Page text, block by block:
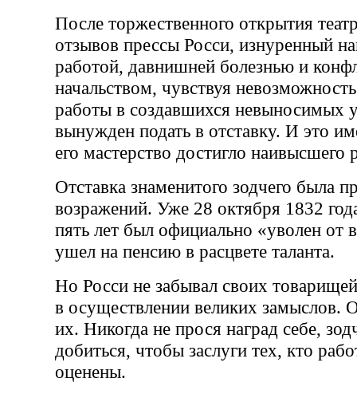
После торжественного открытия
отзывов прессы Росси, изнуренный
работой, давнишней болезнью и
начальством, чувствуя
работы в создавшихся невыносимых
вынужден подать в отставку. И это
его мастерство достигло наивысшего
Отставка знаменитого зодчего была
возражений. Уже 28 октября 1832
пять лет был официально «уволен от
ушел на пенсию в расцвете таланта.
Но Росси не забывал своих
в осуществлении великих замыслов.
их. Никогда не прося наград себе,
добиться, чтобы заслуги тех, кто
оценены.